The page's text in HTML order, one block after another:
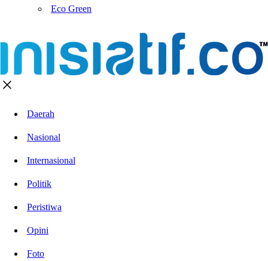
Eco Green
Daerah
Nasional
Internasional
Politik
Peristiwa
Opini
Foto